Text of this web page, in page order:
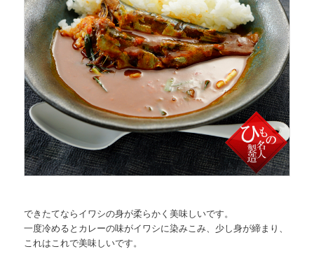
できたてならイワシの身が柔らかく美味しいです。
一度冷めるとカレーの味がイワシに染みこみ、少し身が締まり、
これはこれで美味しいです。